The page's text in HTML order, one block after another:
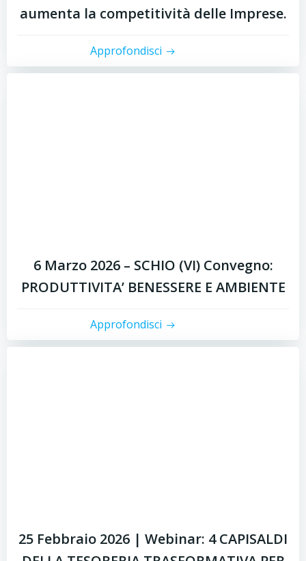
aumenta la competitività delle Imprese.
Approfondisci
6 Marzo 2026 – SCHIO (VI) Convegno:
PRODUTTIVITA’ BENESSERE E AMBIENTE
Approfondisci
25 Febbraio 2026 | Webinar: 4 CAPISALDI